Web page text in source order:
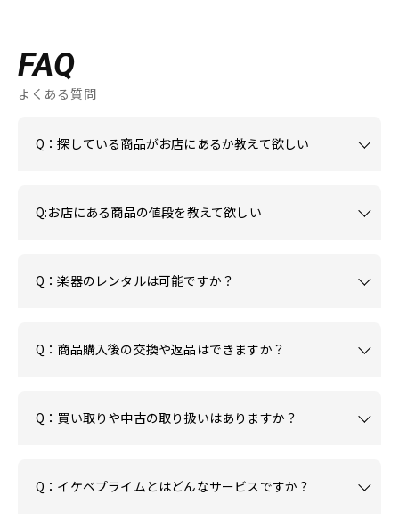
FAQ
よくある質問
Q：探している商品がお店にあるか教えて欲しい
Q:お店にある商品の値段を教えて欲しい
Q：楽器のレンタルは可能ですか？
Q：商品購入後の交換や返品はできますか？
Q：買い取りや中古の取り扱いはありますか？
Q：イケベプライムとはどんなサービスですか？